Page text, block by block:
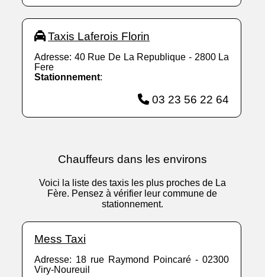
Taxis Laferois Florin
Adresse: 40 Rue De La Republique - 2800 La
Fere
Stationnement:
03 23 56 22 64
Chauffeurs dans les environs
Voici la liste des taxis les plus proches de La
Fère. Pensez à vérifier leur commune de
stationnement.
Mess Taxi
Adresse: 18 rue Raymond Poincaré - 02300
Viry-Noureuil